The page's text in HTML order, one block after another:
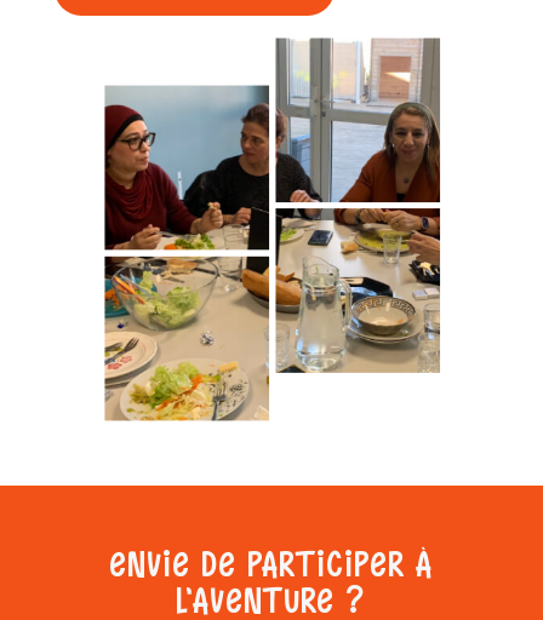
ENVIE DE PARTICIPER À
L’AVENTURE ?